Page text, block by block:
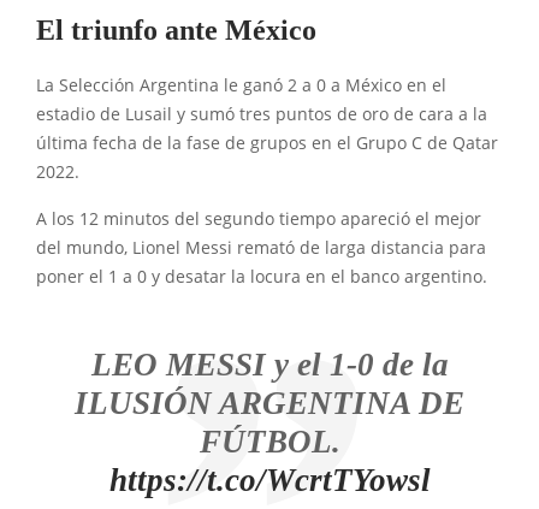
El triunfo ante México
La Selección Argentina le ganó 2 a 0 a México en el
estadio de Lusail y sumó tres puntos de oro de cara a la
última fecha de la fase de grupos en el Grupo C de Qatar
2022.
A los 12 minutos del segundo tiempo apareció el mejor
del mundo, Lionel Messi remató de larga distancia para
poner el 1 a 0 y desatar la locura en el banco argentino.
LEO MESSI y el 1-0 de la
ILUSIÓN ARGENTINA DE
FÚTBOL.
https://t.co/WcrtTYowsl